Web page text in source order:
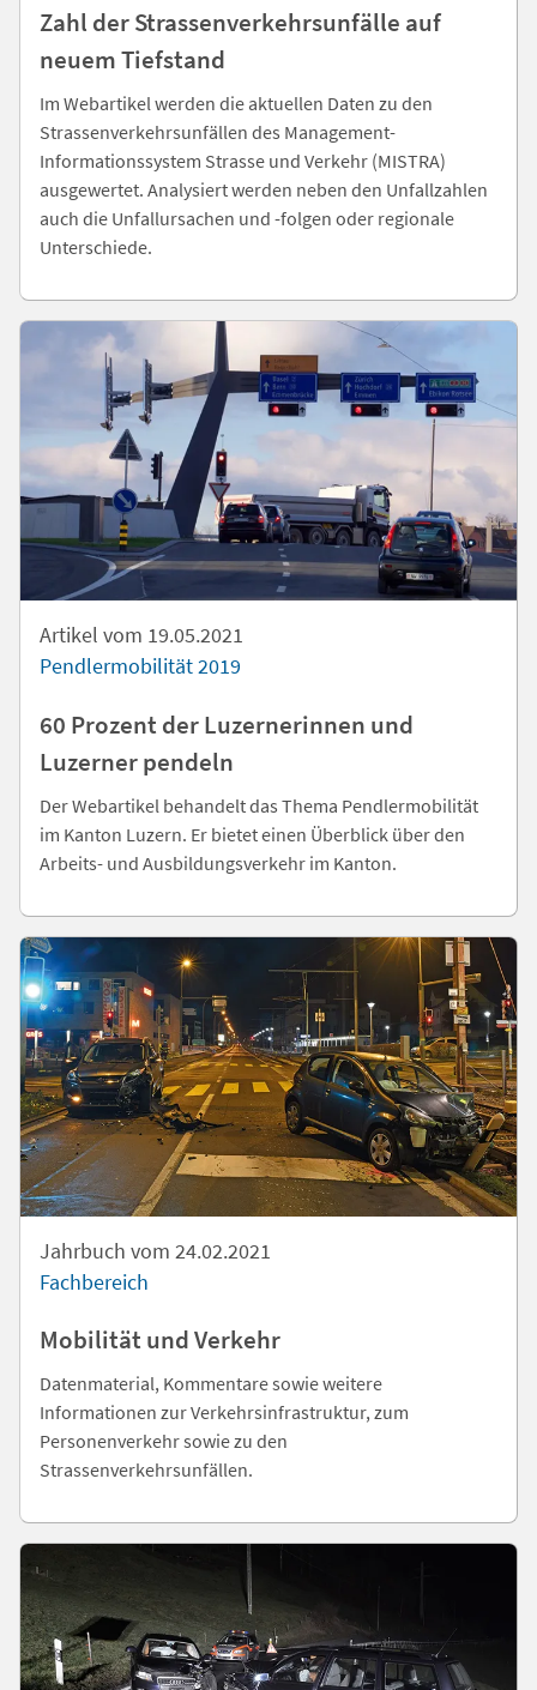
Zahl der Strassenverkehrsunfälle auf
neuem Tiefstand
Im Webartikel werden die aktuellen Daten zu den
Strassenverkehrsunfällen des Management-
Informationssystem Strasse und Verkehr (MISTRA)
ausgewertet. Analysiert werden neben den Unfallzahlen
auch die Unfallursachen und -folgen oder regionale
Unterschiede.
Artikel vom 19.05.2021
Pendlermobilität 2019
60 Prozent der Luzernerinnen und
Luzerner pendeln
Der Webartikel behandelt das Thema Pendlermobilität
im Kanton Luzern. Er bietet einen Überblick über den
Arbeits- und Ausbildungsverkehr im Kanton.
Jahrbuch vom 24.02.2021
Fachbereich
Mobilität und Verkehr
Datenmaterial, Kommentare sowie weitere
Informationen zur Verkehrsinfrastruktur, zum
Personenverkehr sowie zu den
Strassenverkehrsunfällen.